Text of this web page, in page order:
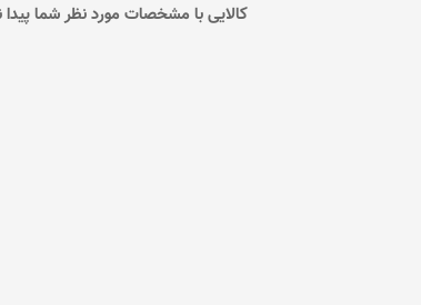
کالایی با مشخصات مورد نظر شما پیدا